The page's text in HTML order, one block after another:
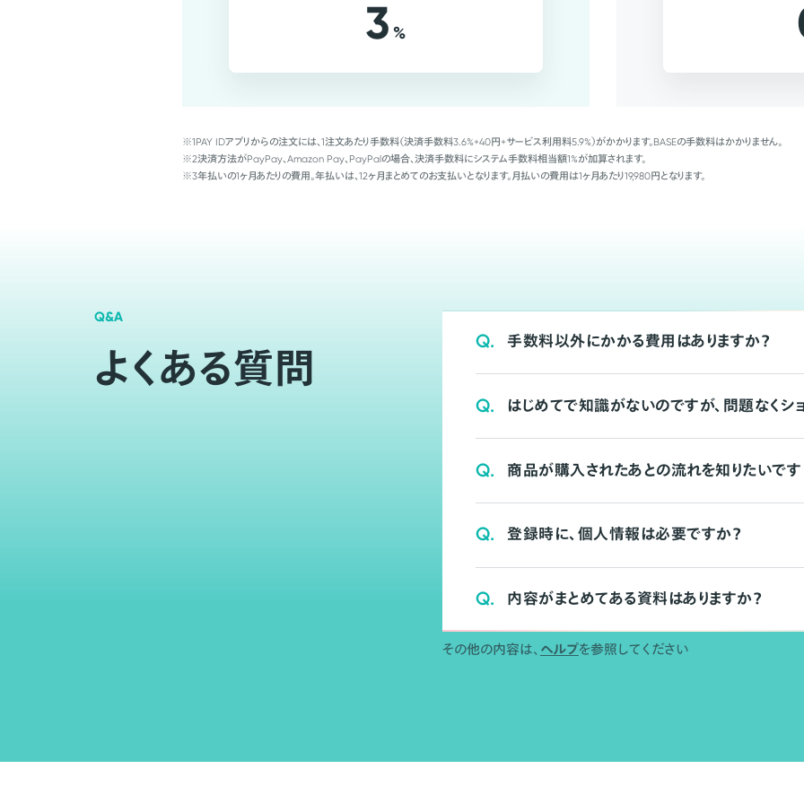
3 %
※1PAY IDアプリからの注文には、1注文あたり手数料（決済手数料3.6%+40円+サービス利用料5.9%）がかかります。BASEの手数料はかかりません。
※2決済方法がPayPay、Amazon Pay、PayPalの場合、決済手数料にシステム手数料相当額1%が加算されます。
※3年払いの1ヶ月あたりの費用。年払いは、12ヶ月まとめてのお支払いとなります。月払いの費用は1ヶ月あたり19,980円となります。
Q&A
よくある質問
Q. 手数料以外にかかる費用はありますか？
Q. はじめてで知識がないのですが、問題なくシ
Q. 商品が購入されたあとの流れを知りたいです
Q. 登録時に、個人情報は必要ですか？
Q. 内容がまとめてある資料はありますか？
その他の内容は、 ヘルプを参照してください